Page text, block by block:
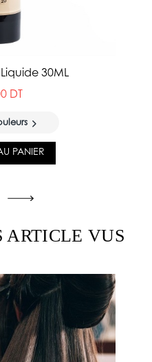
30ML
DT
PANIER
ARTICLE VUS